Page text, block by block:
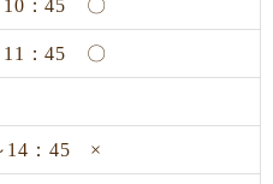
10：45 〇
11：45 〇
14：45 ×